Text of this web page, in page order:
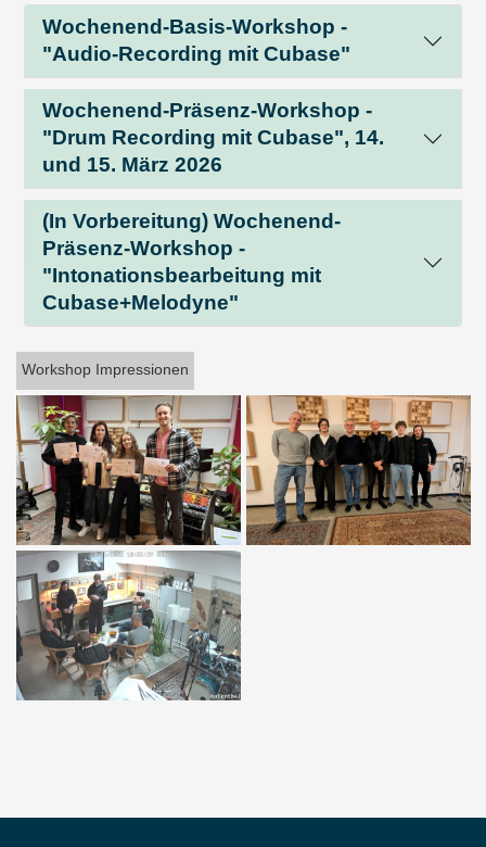
Wochenend-Basis-Workshop -
"Audio-Recording mit Cubase"
Wochenend-Präsenz-Workshop -
"Drum Recording mit Cubase", 14.
und 15. März 2026
(In Vorbereitung) Wochenend-
Präsenz-Workshop -
"Intonationsbearbeitung mit
Cubase+Melodyne"
Workshop Impressionen